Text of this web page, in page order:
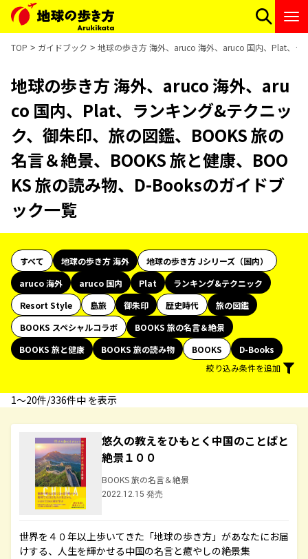
TOP ガイドブック 地球の歩き方 海外、aruco 海外、aruco 国内、Plat、ラ
地球の歩き方 海外、aruco 海外、aru
co 国内、Plat、ランキング&テクニッ
ク、御朱印、旅の図鑑、BOOKS 旅の
名言＆絶景、BOOKS 旅と健康、BOO
KS 旅の読み物、D-Booksのガイドブ
ック一覧
すべて 地球の歩き方 海外
地球の歩き方 Jシリーズ（国内）
aruco 海外
aruco 国内 Plat
ランキング&テクニック
Resort Style
島旅 御朱印 歴史時代
旅の図鑑
BOOKS スペシャルコラボ
BOOKS 旅の名言＆絶景
BOOKS 旅と健康
BOOKS 旅の読み物 BOOKS
D-Books
絞り込み条件を追加
1〜20件/336件中 を表示
悠久の教えをひもとく中国のことばと
絶景１００
BOOKS 旅の名言＆絶景
2022.12.15 発売
世界を４０年以上歩いてきた「地球の歩き方」があなたにお届
けする、人生を輝かせる中国の名言と癒やしの絶景集